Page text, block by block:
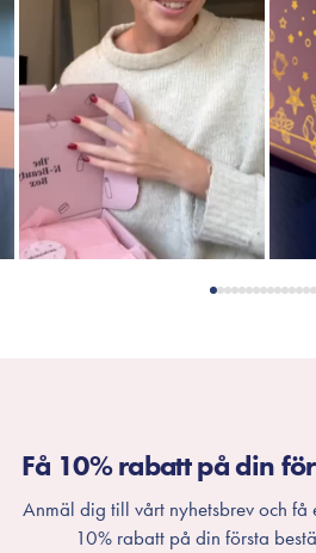
Få 10% rabatt på din
Anmäl dig till vårt nyhetsbrev och
10% rabatt på din första